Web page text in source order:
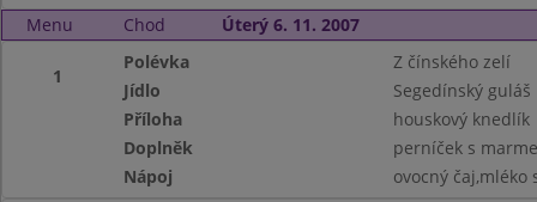
Menu
Chod Úterý 6. 11. 2007
1
Polévka
Z čínského zelí
Jídlo
Segedínský guláš
Příloha
houskový knedlík
Doplněk
perníček s
Nápoj
ovocný čaj,mléko